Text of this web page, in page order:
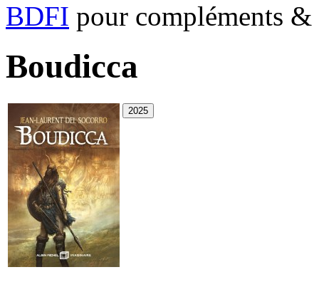
BDFI pour compléments
Boudicca